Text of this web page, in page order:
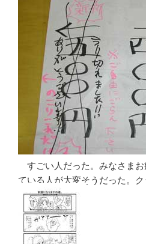
すごい人だった。みなさまお
ている人が大変そうだった。ク